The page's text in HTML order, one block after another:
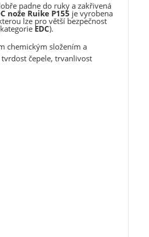
padne do ruky a zakřivená
nože Ruike P155 je vyrobena
lze pro větší bezpečnost
EDC).
chemickým složením a
čepele, trvanlivost